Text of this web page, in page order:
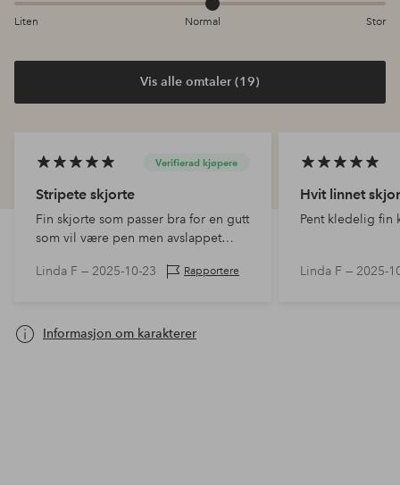
Liten Normal Stor
Vis alle omtaler (19)
Verifierad kjøpere
Stripete skjorte
Fin skjorte som passer bra for en gutt
som vil være pen men avslappet
Linda F — 2025-10-23 Rapportere
Hvit linnet
Pent kledelig fin
Linda F — 2025-
Informasjon om karakterer